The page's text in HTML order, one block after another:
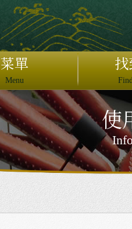
菜單
Menu
使
日本語
English
繁體中
简体中